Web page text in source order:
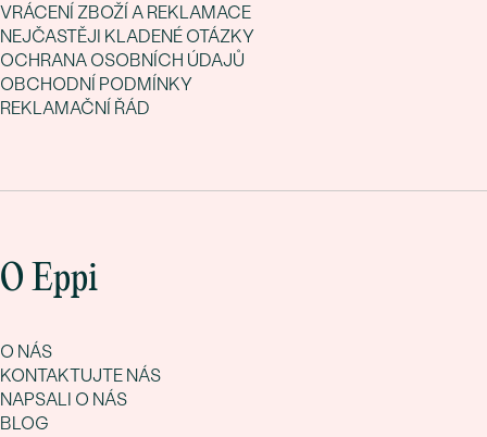
VRÁCENÍ ZBOŽÍ A REKLAMACE
NEJČASTĚJI KLADENÉ OTÁZKY
OCHRANA OSOBNÍCH ÚDAJŮ
OBCHODNÍ PODMÍNKY
REKLAMAČNÍ ŘÁD
O Eppi
O NÁS
KONTAKTUJTE NÁS
NAPSALI O NÁS
BLOG